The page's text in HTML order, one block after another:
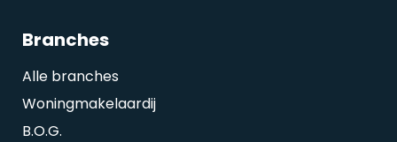
Branches
Alle branches
Woningmakelaardij
B.O.G.